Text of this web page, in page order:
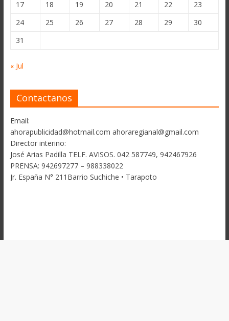
17
18 19 20 21 22
23
24
25 26 27 28 29
30
31
« Jul
Contactanos
Email:
ahorapublicidad@hotmail.com ahoraregianal@gmail.com
Director interino:
José Arias Padilla TELF. AVISOS. 042 587749, 942467926
PRENSA: 942697277 – 988338022
Jr. España N° 211Barrio Suchiche • Tarapoto